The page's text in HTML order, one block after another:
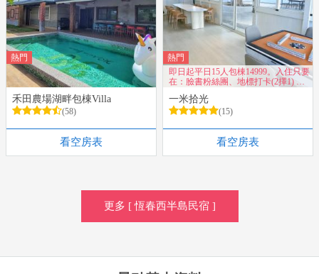
熱門
禾田農場湖畔包棟Villa
(58)
看空房表
熱門
即日起平日15人包棟14999。入住只要
在：臉書粉絲團、地標打卡(2擇1) 享
有超值優惠~
一米拾光
(15)
看空房表
更多 [ 恆春西半島民宿 ]